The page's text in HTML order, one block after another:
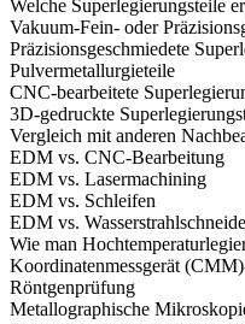
Welche Superlegierungsteile
Vakuum-Fein- oder
Präzisionsgeschmiedete
Pulvermetallurgieteile
CNC-bearbeitete
3D-gedruckte
Vergleich mit anderen
EDM vs. CNC-Bearbeitung
EDM vs. Lasermachining
EDM vs. Schleifen
EDM vs.
Wie man
Koordinatenmessgerät
Röntgenprüfung
Metallographische